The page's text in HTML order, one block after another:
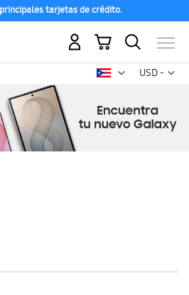
tarjetas de crédito.
USD -
dólar
Mi carrito